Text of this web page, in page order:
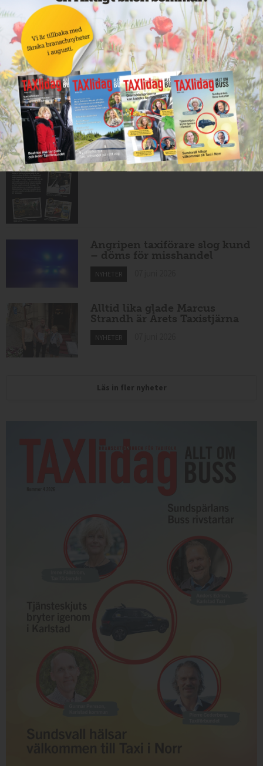
Nytt taxibolag i Borlänge
NYHETER 10 juni 2026
Mexikansk elbil för 80 000
kronor ny på marknaden
NYHETER 10 juni 2026
Har du Sveriges snyggaste
taxibil?
NYHETER 09 juni 2026
Angripen taxiförare slog kund
– döms för misshandel
NYHETER
Alltid lika glade Marcus
Strandh är Årets Taxistjärna
NYHETER
Läs in fler nyheter